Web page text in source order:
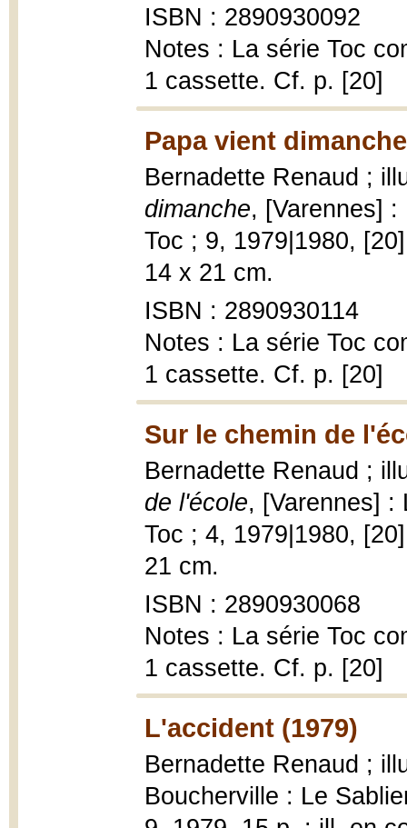
ISBN : 2890930092
Notes : La série Toc
1 cassette. Cf. p. [20]
Papa vient
Bernadette Renaud ;
dimanche, [Varennes]
Toc ; 9, 1979|1980,
14 x 21 cm.
ISBN : 2890930114
Notes : La série Toc
1 cassette. Cf. p. [20]
Sur le chemin de
Bernadette Renaud ;
de l'école, [Varennes] :
Toc ; 4, 1979|1980,
21 cm.
ISBN : 2890930068
Notes : La série Toc
1 cassette. Cf. p. [20]
L'accident (1979)
Bernadette Renaud ;
Boucherville : Le